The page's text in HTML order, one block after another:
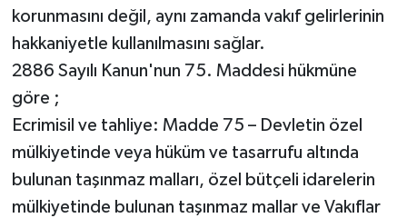
korunmasını değil, aynı zamanda vakıf gelirlerinin
hakkaniyetle kullanılmasını sağlar.
2886 Sayılı Kanun'nun 75. Maddesi hükmüne
göre ;
Ecrimisil ve tahliye: Madde 75 – Devletin özel
mülkiyetinde veya hüküm ve tasarrufu altında
bulunan taşınmaz malları, özel bütçeli idarelerin
mülkiyetinde bulunan taşınmaz mallar ve Vakıflar